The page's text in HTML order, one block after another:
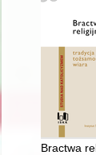
Bractwa